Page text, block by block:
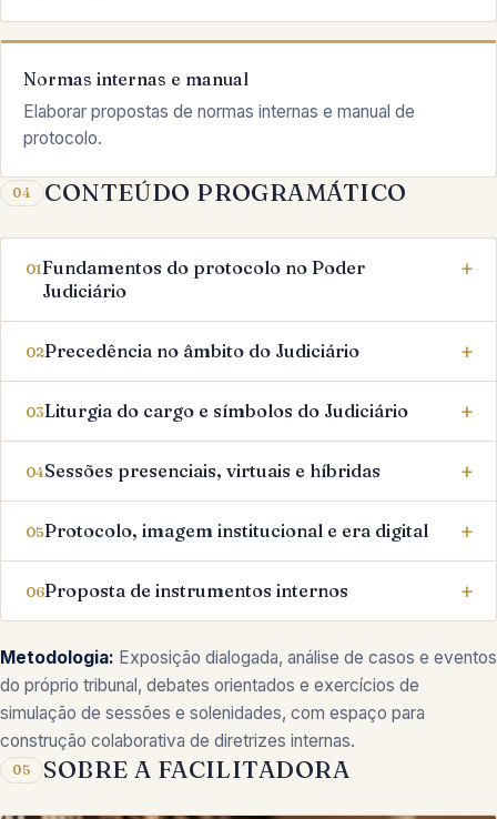
Normas internas e manual
Elaborar propostas de normas internas e manual de
protocolo.
04 CONTEÚDO PROGRAMÁTICO
01Fundamentos do protocolo no Poder
Judiciário
02Precedência no âmbito do Judiciário
03Liturgia do cargo e símbolos do Judiciário
04Sessões presenciais, virtuais e híbridas
05Protocolo, imagem institucional e era digital
06Proposta de instrumentos internos
Metodologia: Exposição dialogada, análise de casos e eventos
do próprio tribunal, debates orientados e exercícios de
simulação de sessões e solenidades, com espaço para
construção colaborativa de diretrizes internas.
05 SOBRE A FACILITADORA